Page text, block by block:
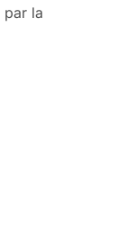
par la